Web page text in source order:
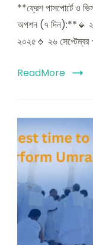
**ফ্রেশ পাসপোর্টে ও
অপশন (৭ দিন):**🔹
২০২৫🔹 ২৬
ReadMore